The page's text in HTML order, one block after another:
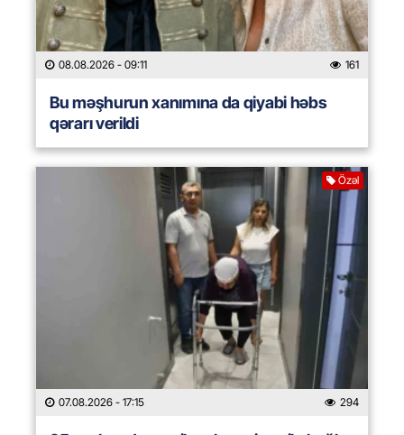
08.08.2026 - 09:11 161
Bu məşhurun xanımına da qiyabi həbs
qərarı verildi
Özəl
07.08.2026 - 17:15 294